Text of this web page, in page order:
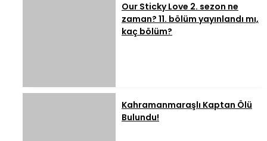
Our Sticky Love 2. sezon ne
zaman? 11. bölüm yayınlandı mı,
kaç bölüm?
Kahramanmaraşlı Kaptan Ölü
Bulundu!